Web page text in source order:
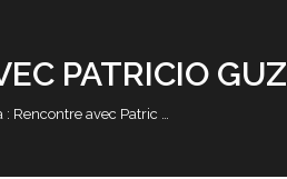
PATRICIO
: Rencontre avec Patric …